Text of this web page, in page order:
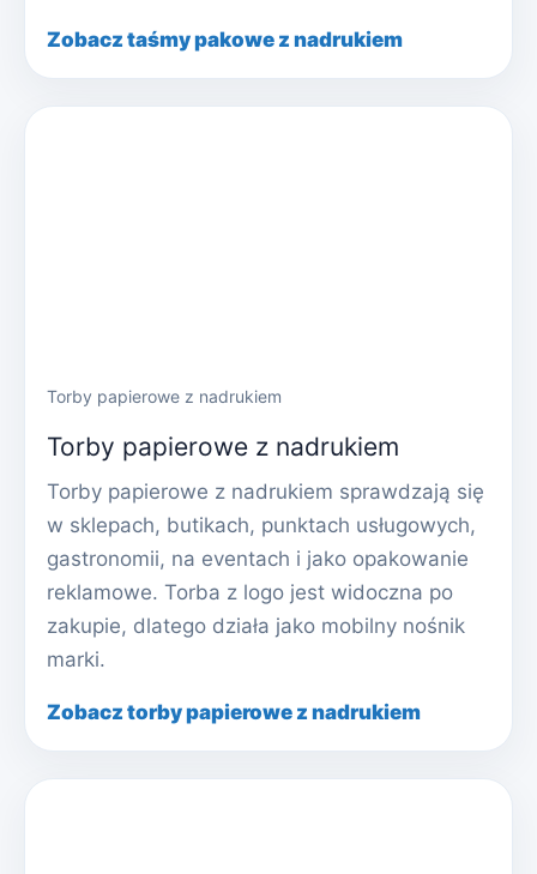
Zobacz taśmy pakowe z nadrukiem
Torby papierowe z nadrukiem
Torby papierowe z nadrukiem
Torby papierowe z nadrukiem sprawdzają się
w sklepach, butikach, punktach usługowych,
gastronomii, na eventach i jako opakowanie
reklamowe. Torba z logo jest widoczna po
zakupie, dlatego działa jako mobilny nośnik
marki.
Zobacz torby papierowe z nadrukiem